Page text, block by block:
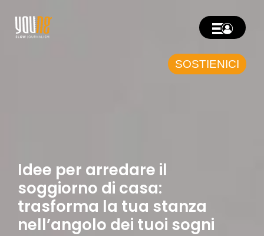
SOSTIENICI
Idee per arredare il
soggiorno di casa:
trasforma la tua stanza
nell’angolo dei tuoi sogni